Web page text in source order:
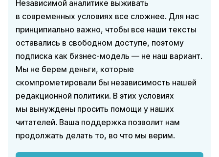
Независимой аналитике выживать
в современных условиях все сложнее. Для нас
принципиально важно, чтобы все наши тексты
оставались в свободном доступе, поэтому
подписка как бизнес-модель — не наш вариант.
Мы не берем деньги, которые
скомпрометировали бы независимость нашей
редакционной политики. В этих условиях
мы вынуждены просить помощи у наших
читателей. Ваша поддержка позволит нам
продолжать делать то, во что мы верим.